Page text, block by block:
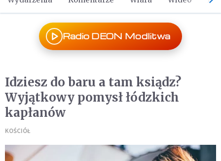
Radio DEON Modlitwa
Idziesz do baru a tam ksiądz?
Wyjątkowy pomysł łódzkich
kapłanów
KOŚCIÓŁ